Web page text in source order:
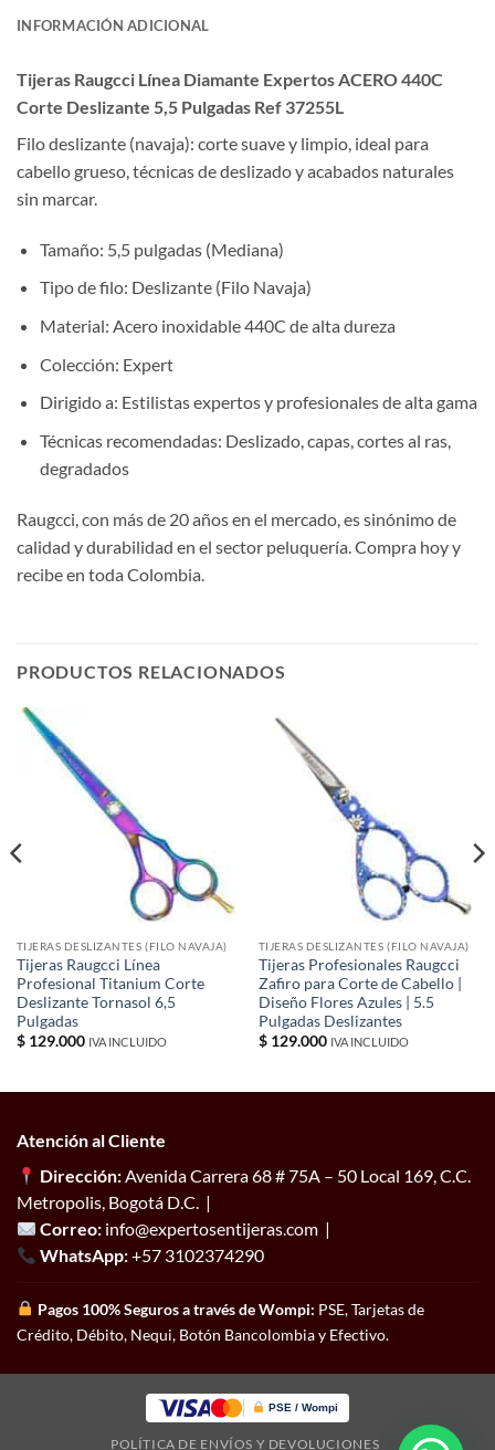
INFORMACIÓN ADICIONAL
Tijeras Raugcci Línea Diamante Expertos ACERO 440C
Corte Deslizante 5,5 Pulgadas Ref 37255L
Filo deslizante (navaja): corte suave y limpio, ideal para
cabello grueso, técnicas de deslizado y acabados naturales
sin marcar.
Tamaño: 5,5 pulgadas (Mediana)
Tipo de filo: Deslizante (Filo Navaja)
Material: Acero inoxidable 440C de alta dureza
Colección: Expert
Dirigido a: Estilistas expertos y profesionales de alta gama
Técnicas recomendadas: Deslizado, capas, cortes al ras,
degradados
Raugcci, con más de 20 años en el mercado, es sinónimo de
calidad y durabilidad en el sector peluquería. Compra hoy y
recibe en toda Colombia.
PRODUCTOS RELACIONADOS
TIJERAS DESLIZANTES (FILO NAVAJA)
Tijeras Raugcci Línea
Profesional Titanium Corte
Deslizante Tornasol 6,5
Pulgadas
$129.000 IVA INCLUIDO
TIJERAS DESLIZANTES (FILO NAVAJA)
Tijeras Profesionales Raugcci
Zafiro para Corte de Cabello |
Diseño Flores Azules | 5.5
Pulgadas Deslizantes
$129.000 IVA INCLUIDO
Atención al Cliente
Dirección:Avenida Carrera 68 # 75A – 50 Local 169, C.C.
Metropolis, Bogotá D.C. |
Correo: info@expertosentijeras.com |
WhatsApp:+57 3102374290
Pagos 100% Seguros a través de Wompi: PSE, Tarjetas de
Crédito, Débito, Nequi, Botón Bancolombia y Efectivo.
PSE / Wompi
POLÍTICA DE ENVÍOS Y DEVOLUCIONES